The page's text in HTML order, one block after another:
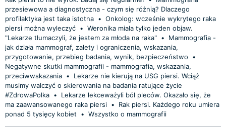
przesiewowa a diagnostyczna - czym się różnią? Dlaczego
profilaktyka jest taka istotna • Onkolog: wcześnie wykrytego raka
piersi można wyleczyć • Weronika miała tylko jeden objaw.
"Lekarze tłumaczyli, że jestem za młoda na raka" •
Mammografia -
jak działa mammograf, zalety i ograniczenia, wskazania,
przygotowanie, przebieg badania, wynik, bezpieczeństwo
•
Negatywne skutki mammografii - mammografia, wskazania,
przeciwwskazania •
Lekarze nie kierują na USG piersi. Wciąż
musimy walczyć o skierowania na badania ratujące życie
#ZdrowaPolka •
Lekarze lekceważyli ból pleców. Okazało się, że
ma zaawansowanego raka piersi •
Rak piersi. Każdego roku umiera
ponad 5 tysięcy kobiet
• Wszystko o mammografii